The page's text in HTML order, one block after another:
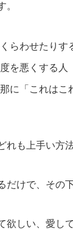
。
らわせたりす
を悪くする人
「これはこ
も上手い方
だけで、その
欲しい、愛し